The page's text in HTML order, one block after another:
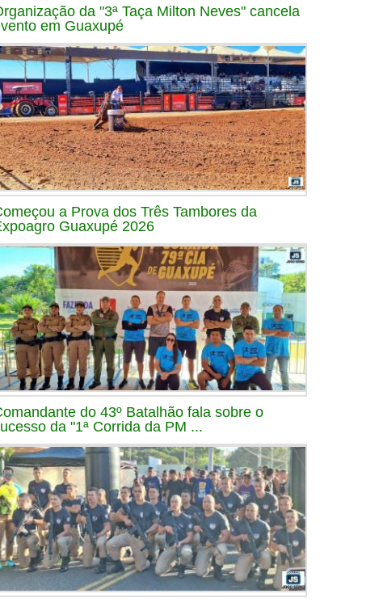
da "3ª Taça Milton Neves" cancela
em Guaxupé
a Prova dos Três Tambores da
Guaxupé 2026
do 43º Batalhão fala sobre o
da "1ª Corrida da PM ...